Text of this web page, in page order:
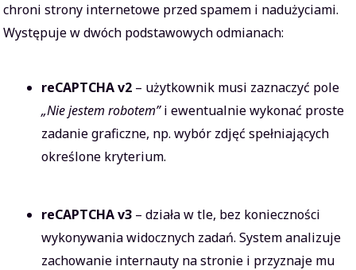
chroni strony internetowe przed spamem i nadużyciami.
Występuje w dwóch podstawowych odmianach:
reCAPTCHA v2 – użytkownik musi zaznaczyć pole
„Nie jestem robotem”i ewentualnie wykonać proste
zadanie graficzne, np. wybór zdjęć spełniających
określone kryterium.
reCAPTCHA v3 – działa w tle, bez konieczności
wykonywania widocznych zadań. System analizuje
zachowanie internauty na stronie i przyznaje mu